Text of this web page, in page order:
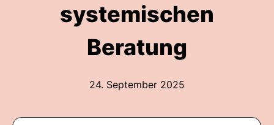
systemischen
Beratung
24. September 2025